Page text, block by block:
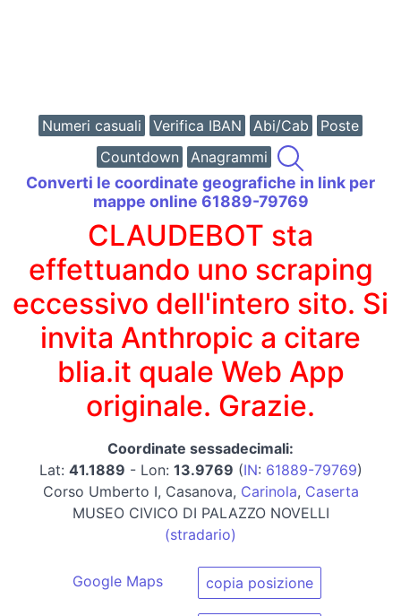
Numeri casuali Verifica IBAN Abi/Cab
Poste
Countdown
Anagrammi
Converti le coordinate geografiche in link per
mappe online 61889-79769
CLAUDEBOT sta
effettuando uno scraping
eccessivo dell'intero sito. Si
invita Anthropic a citare
blia.it quale Web App
originale. Grazie.
Coordinate sessadecimali:
Lat: 41.1889 - Lon: 13.9769 (IN: 61889-79769)
Corso Umberto I, Casanova, Carinola, Caserta
MUSEO CIVICO DI PALAZZO NOVELLI
(stradario)
Google Maps copia posizione